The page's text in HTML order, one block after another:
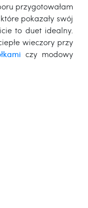
przygotowałam
pokazały swój
to duet idealny.
wieczory przy
czy modowy